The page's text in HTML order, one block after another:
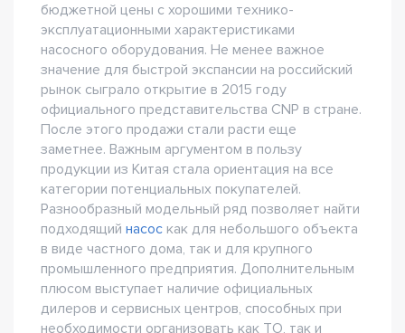
бюджетной цены с хорошими технико-
эксплуатационными характеристиками
насосного оборудования. Не менее важное
значение для быстрой экспансии на российский
рынок сыграло открытие в 2015 году
официального представительства CNP в стране.
После этого продажи стали расти еще
заметнее. Важным аргументом в пользу
продукции из Китая стала ориентация на все
категории потенциальных покупателей.
Разнообразный модельный ряд позволяет найти
подходящий насос как для небольшого объекта
в виде частного дома, так и для крупного
промышленного предприятия. Дополнительным
плюсом выступает наличие официальных
дилеров и сервисных центров, способных при
необходимости организовать как ТО, так и